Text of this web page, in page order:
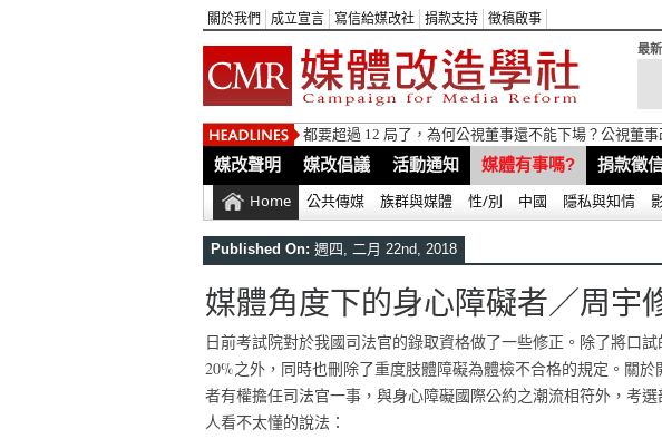
關於我們 成立宣言 寫信給媒改社 捐款支持 徵稿啟事
最
都要超過 12 局了，為何公視董事還不能下場？公視董
媒改聲明 媒改倡議 活動通知 媒體有事嗎? 捐款徵
Home 公共傳媒 族群與媒體 性/別 中國 隱私與知情
Published On: 週四, 二月 22nd, 2018
媒體角度下的身心障礙者／周宇
日前考試院對於我國司法官的錄取資格做了一些修正。除了將口
20%之外，同時也刪除了重度肢體障礙為體檢不合格的規定。關
者有權擔任司法官一事，與身心障礙國際公約之潮流相符外，考
人看不太懂的說法：